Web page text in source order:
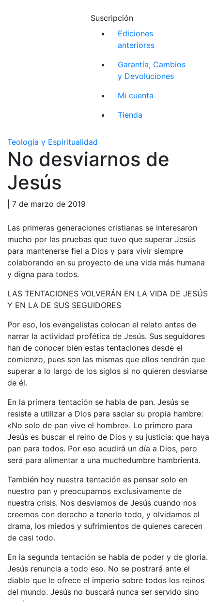
Suscripción
Ediciones
anteriores
Garantía, Cambios
y Devoluciones
Mi cuenta
Tienda
Teología y Espiritualidad
No desviarnos de
Jesús
| 7 de marzo de 2019
Las primeras generaciones cristianas se interesaron
mucho por las pruebas que tuvo que superar Jesús
para mantenerse fiel a Dios y para vivir siempre
colaborando en su proyecto de una vida más humana
y digna para todos.
LAS TENTACIONES VOLVERÁN EN LA VIDA DE JESÚS
Y EN LA DE SUS SEGUIDORES
Por eso, los evangelistas colocan el relato antes de
narrar la actividad profética de Jesús. Sus seguidores
han de conocer bien estas tentaciones desde el
comienzo, pues son las mismas que ellos tendrán que
superar a lo largo de los siglos si no quieren desviarse
de él.
En la primera tentación se habla de pan. Jesús se
resiste a utilizar a Dios para saciar su propia hambre:
«No solo de pan vive el hombre». Lo primero para
Jesús es buscar el reino de Dios y su justicia: que haya
pan para todos. Por eso acudirá un día a Dios, pero
será para alimentar a una muchedumbre hambrienta.
También hoy nuestra tentación es pensar solo en
nuestro pan y preocuparnos exclusivamente de
nuestra crisis. Nos desviamos de Jesús cuando nos
creemos con derecho a tenerlo todo, y olvidamos el
drama, los miedos y sufrimientos de quienes carecen
de casi todo.
En la segunda tentación se habla de poder y de gloria.
Jesús renuncia a todo eso. No se postrará ante el
diablo que le ofrece el imperio sobre todos los reinos
del mundo. Jesús no buscará nunca ser servido sino